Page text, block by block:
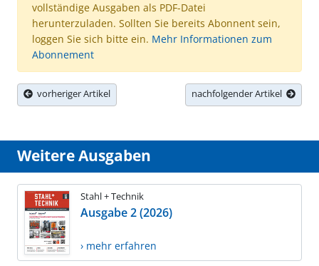
vollständige Ausgaben als PDF-Datei
herunterzuladen. Sollten Sie bereits Abonnent sein,
loggen Sie sich bitte ein. Mehr Informationen zum
Abonnement
vorheriger Artikel nachfolgender Artikel
Weitere Ausgaben
Stahl + Technik
Ausgabe 2 (2026)
› mehr erfahren